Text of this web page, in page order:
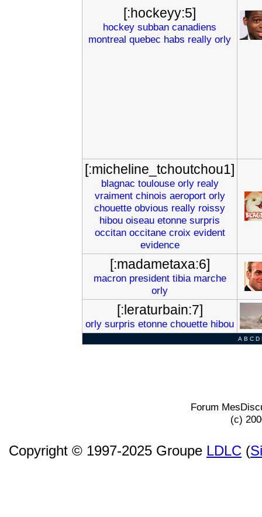
[:hockeyy:5]
hockey subban canadiens
montreal quebec habs really orly
[:micheline_tchoutchou1]
blagnac toulouse orly realy
vraiment chinois aeroport orly
chouette obvious really roissy
hibou oiseau etonne surpris
occitan occitane croix evident
evidence
[:madametaxa:6]
macron president tibia marche
orly
[:leraturbain:7]
orly surpris etonne chouette hibou
A B C D
Forum
(c)
Copyright © 1997-2025 Groupe LDLC (